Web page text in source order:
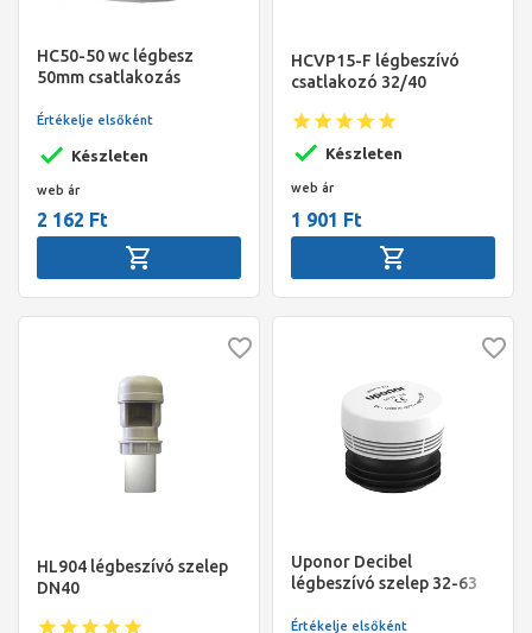
HC50-50 wc légbesz
50mm csatlakozás
Készleten
Értékelje elsőként
web ár
2 162 Ft
HCVP15-F légbeszívó
csatlakozó 32/40
Készleten
web ár
1 901 Ft
HL904 légbeszívó szelep
DN40
Uponor Decibel
légbeszívó szelep 32-63
Értékelje elsőként